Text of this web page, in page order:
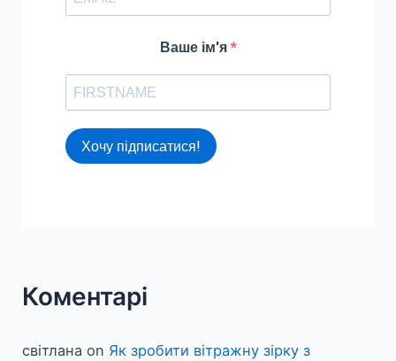
Ваше ім'я
Хочу підписатися!
Коментарі
світлана on Як зробити вітражну зірку з